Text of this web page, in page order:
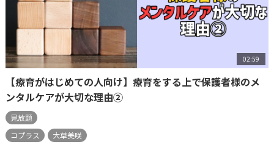
02:59
【療育がはじめての人向け】療育をする上で保護者様のメ
ンタルケアが大切な理由②
見放題
コプラス
大草美咲